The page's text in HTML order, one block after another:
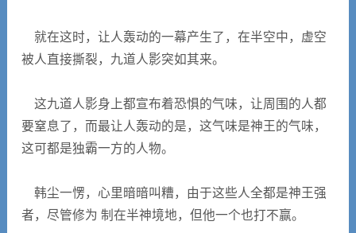
就在这时，让人轰动的一幕产生了，在半空中，虚空
被人直接撕裂，九道人影突如其来。
这九道人影身上都宣布着恐惧的气味，让周围的人都
要窒息了，而最让人轰动的是，这气味是神王的气味，
这可都是独霸一方的人物。
韩尘一愣，心里暗暗叫糟，由于这些人全都是神王强
者，尽管修为 制在半神境地，但他一个也打不赢。